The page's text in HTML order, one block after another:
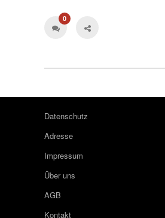
0
Datenschutz
Adresse
Impressum
Über uns
AGB
Kontakt